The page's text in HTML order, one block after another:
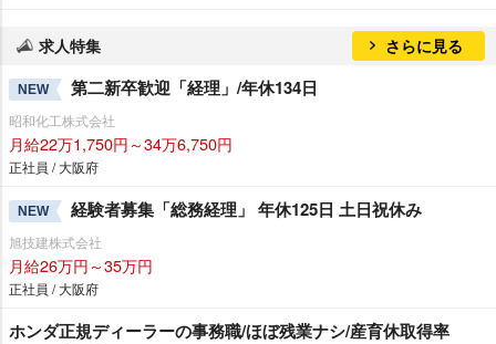
求人特集 さらに見る
NEW 第二新卒歓迎「経理」/年休134日
昭和化工株式会社
月給22万1,750円～34万6,750円
正社員 / 大阪府
NEW 経験者募集「総務経理」 年休125日 土日祝休み
旭技建株式会社
月給26万円～35万円
正社員 / 大阪府
ホンダ正規ディーラーの事務職/ほぼ残業ナシ/産育休取得率